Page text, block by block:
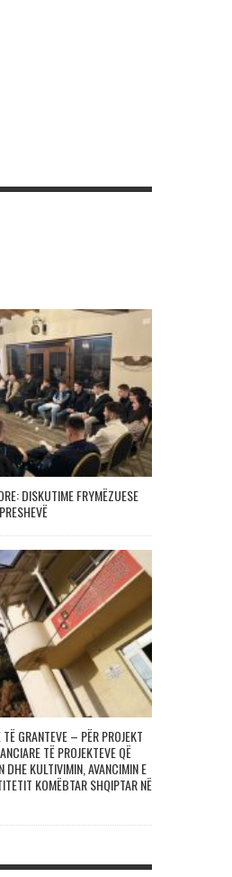
DISKUTIME FRYMËZUESE
GRANTEVE – PËR PROJEKT
TË PROJEKTEVE QË
DHE KULTIVIMIN, AVANCIMIN E
KOMËBTAR SHQIPTAR NË